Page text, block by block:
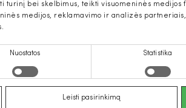
turinį bei skelbimus, teikti visuomeninės medijos
medijos, reklamavimo ir analizės
Nuostatos Statistika
Leisti pasirinkimą